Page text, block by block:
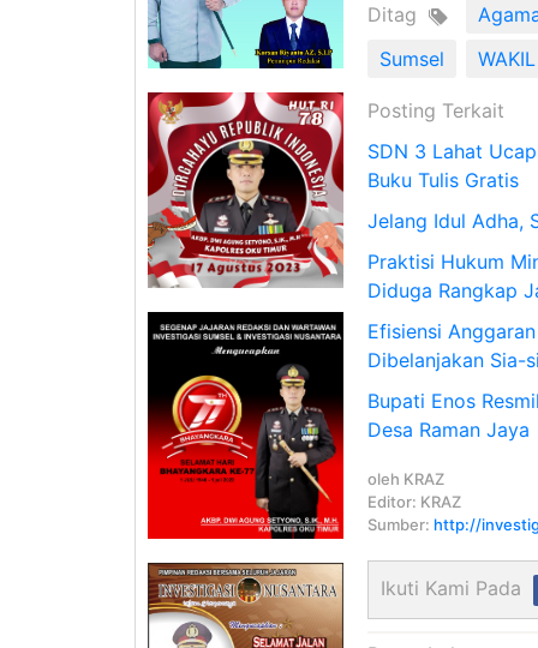
Ditag
Sumsel
Posting Terkait
SDN 3 Lahat
Buku Tulis Gratis
Jelang Idul Adha,
Praktisi Hukum
Diduga Rangkap
Efisiensi
Dibelanjakan Sia-
Bupati Enos
Desa Raman Jaya
oleh KRAZ
Editor: KRAZ
Sumber: http://
Ikuti Kami Pada